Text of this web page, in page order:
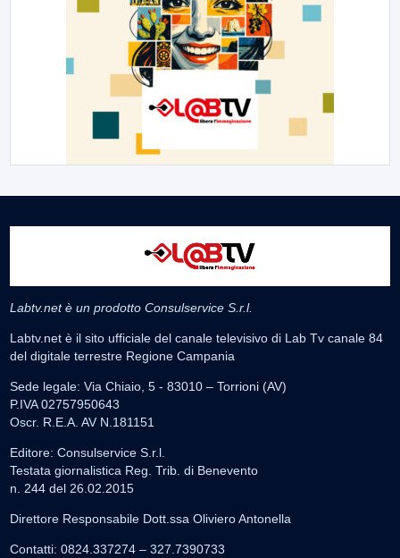
Labtv.net è un prodotto Consulservice S.r.l.
Labtv.net è il sito ufficiale del canale televisivo di Lab Tv canale 84
del digitale terrestre Regione Campania
Sede legale: Via Chiaio, 5 - 83010 – Torrioni (AV)
P.IVA 02757950643
Oscr. R.E.A. AV N.181151
Editore: Consulservice S.r.l.
Testata giornalistica Reg. Trib. di Benevento
n. 244 del 26.02.2015
Direttore Responsabile Dott.ssa Oliviero Antonella
Contatti: 0824.337274 – 327.7390733